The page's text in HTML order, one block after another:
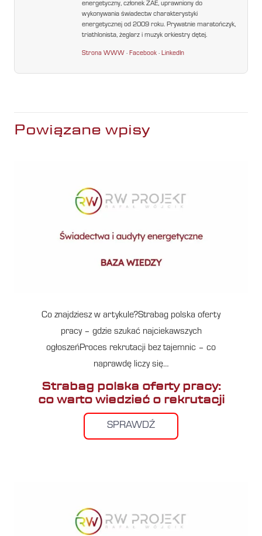
energetyczny, członek ZAE, uprawniony do
wykonywania świadectw charakterystyki
energetycznej od 2009 roku. Prywatnie maratończyk,
triathlonista, żeglarz i muzyk orkiestry dętej.
Strona WWW ·Facebook ·LinkedIn
Powiązane wpisy
Co znajdziesz w artykule?Strabag polska oferty
pracy – gdzie szukać najciekawszych
ogłoszeńProces rekrutacji bez tajemnic – co
naprawdę liczy się…
Strabag polska oferty pracy:
co warto wiedzieć o rekrutacji
SPRAWDŹ